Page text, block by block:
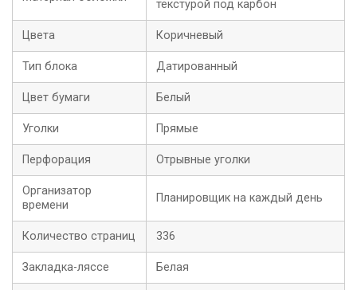
текстурой под карбон
Цвета Коричневый
Тип блока Датированный
Цвет бумаги Белый
Уголки Прямые
Перфорация Отрывные уголки
Организатор
времени
Планировщик на каждый день
Количество страниц 336
Закладка-ляссе Белая